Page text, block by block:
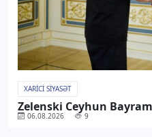
XARICI SIYASƏT
Zelenski Ceyhun
06.08.2026 9